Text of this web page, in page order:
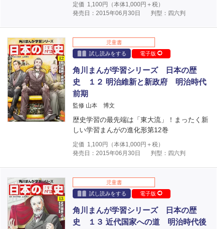
定価 1,100円（本体1,000円＋税）
発売日：2015年06月30日
判型：四六判
児童書
試し読みをする
電子版
角川まんが学習シリーズ 日本の歴
史 １２ 明治維新と新政府 明治時代
前期
監修 山本 博文
歴史学習の最先端は「東大流」！まったく新
しい学習まんがの進化形第12巻
定価 1,100円（本体1,000円＋税）
発売日：2015年06月30日
判型：四六判
児童書
試し読みをする
電子版
角川まんが学習シリーズ 日本の歴
史 １３ 近代国家への道 明治時代後